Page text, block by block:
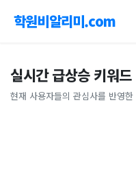
학원비알리미.com
실시간 급상승 키워드
현재 사용자들의 관심사를 반영